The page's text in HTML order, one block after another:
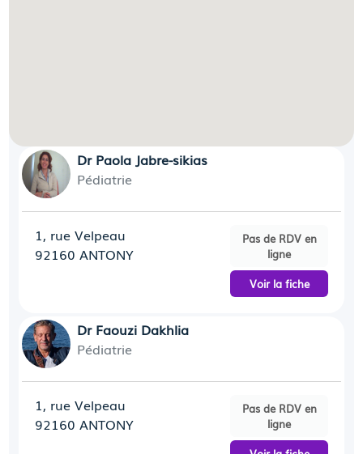
Dr Paola Jabre-sikias
Pédiatrie
1, rue Velpeau
92160 ANTONY
Pas de RDV en
ligne
Voir la fiche
Dr Faouzi Dakhlia
Pédiatrie
1, rue Velpeau
92160 ANTONY
Pas de RDV en
ligne